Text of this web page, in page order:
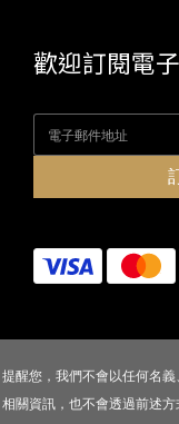
歡迎訂閱電
提醒您，我們不會以任何名
相關資訊，也不會透過前述